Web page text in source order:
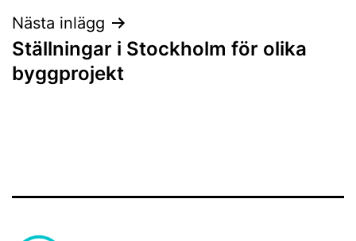
Nästa inlägg
Ställningar i Stockholm för olika
byggprojekt